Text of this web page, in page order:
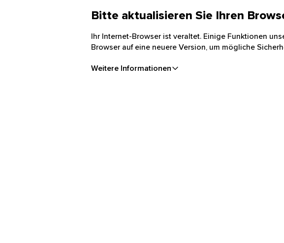
Bitte aktualisieren Sie Ihren
Ihr Internet-Browser ist veraltet. Einige Funktionen
Browser auf eine neuere Version, um mögliche
Weitere Informationen